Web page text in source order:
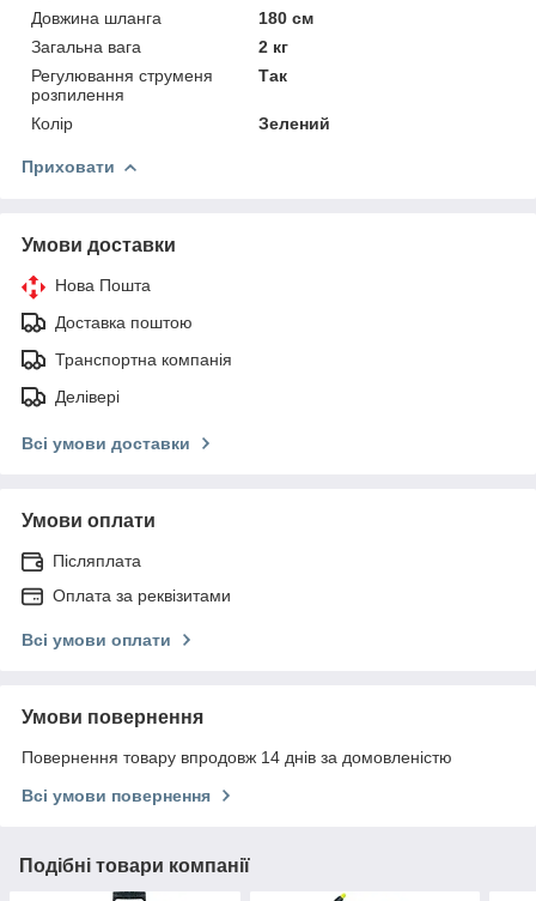
Довжина шланга
180 см
Загальна вага
2 кг
Регулювання струменя
розпилення
Так
Колір Зелений
Приховати
Умови доставки
Нова Пошта
Доставка поштою
Транспортна компанія
Делівері
Всі умови доставки
Умови оплати
Післяплата
Оплата за реквізитами
Всі умови оплати
Умови повернення
Повернення товару впродовж 14 днів за домовленістю
Всі умови повернення
Подібні товари компанії